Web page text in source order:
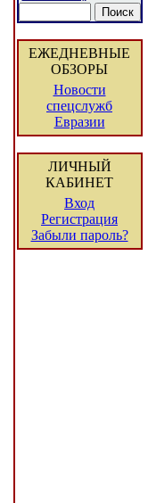
ЕЖЕДНЕВНЫЕ
ОБЗОРЫ
Новости
спецслужб
Евразии
ЛИЧНЫЙ
КАБИНЕТ
Вход
Регистрация
Забыли пароль?